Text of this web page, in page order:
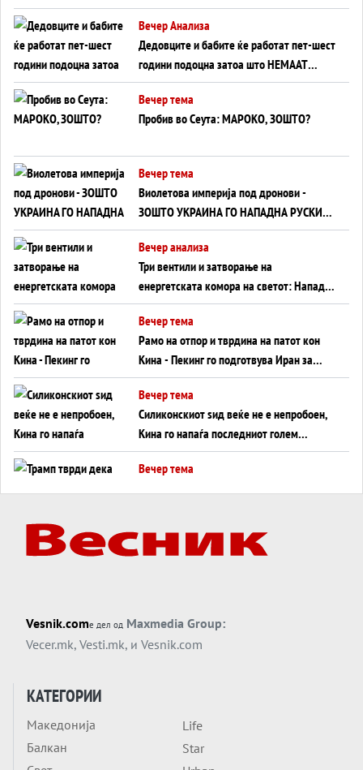
Германија до Црното Море...
Вечер Анализа
Дедовците и бабите ќе работат пет-шест
години подоцна затоа што НЕМААТ
ВНУЦИ ДА ГИ ЗАМЕНАТ
Вечер тема
Пробив во Сеута: МАРОКО, ЗОШТО?
Вечер тема
Виолетова империја под дронови -
ЗОШТО УКРАИНА ГО НАПАДНА РУСКИОТ
WILDBERRIES
Вечер анализа
Три вентили и затворање на
енергетската комора на светот: Нападот
во Суец најавува глобален енергетски
инфаркт?
Вечер тема
Рамо на отпор и тврдина на патот кон
Кина - Пекинг го подготвува Иран за
американска копнена инвазија
Вечер тема
Силиконскиот ѕид веќе не е непробоен,
Кина го напаѓа последниот голем
монопол на Западот?
Вечер тема
Вечер тема
ДЛАБОКО УДОЛУ: Сметководствените
Вечер тема
АТОМСКО ДОМИНО НА БЛИСКИОТ
ИСТОК
Обвинувањето кон Русија го поврзува
Блискиот Исток со украинското бојно
Vesnik.comе дел од Maxmedia Group:
Vecer.mk, Vesti.mk, и Vesnik.com
КАТЕГОРИИ
Македонија
Балкан
Life
Star